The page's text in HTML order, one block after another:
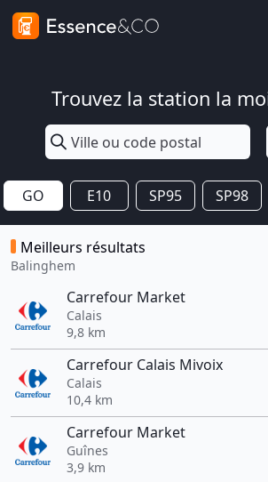
Trouvez la station la
GO E10 SP95 SP98
Meilleurs résultats
Balinghem
Carrefour Market
Calais
9,8 km
Carrefour Calais Mivoix
Calais
10,4 km
Carrefour Market
Guînes
3,9 km